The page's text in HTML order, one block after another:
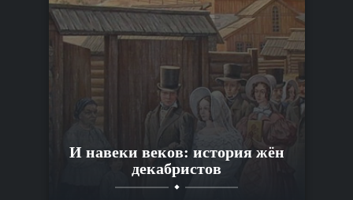
И навеки веков: история жён
декабристов